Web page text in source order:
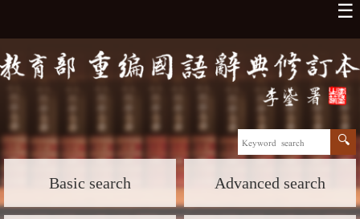
☰
Basic search Advanced search